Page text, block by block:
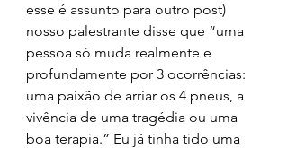
esse é assunto para outro post)
nosso palestrante disse que “uma
pessoa só muda realmente e
profundamente por 3 ocorrências:
uma paixão de arriar os 4 pneus, a
vivência de uma tragédia ou uma
boa terapia.” Eu já tinha tido uma